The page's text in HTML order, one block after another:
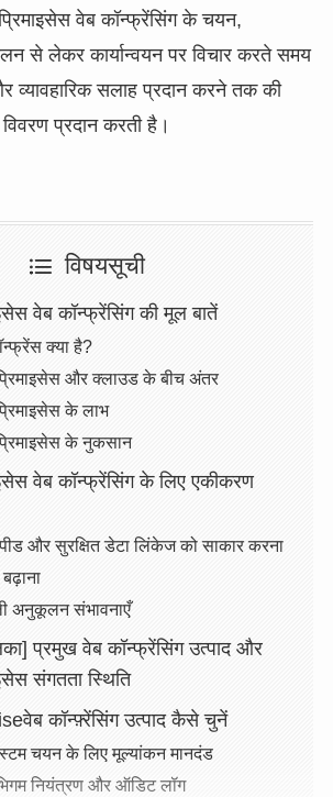
प्रिमाइसेस वेब कॉन्फ्रेंसिंग के चयन,
से लेकर कार्यान्वयन पर विचार करते समय
व्यावहारिक सलाह प्रदान करने तक की
प्रदान करती है।
विषयसूची
वेब कॉन्फ्रेंसिंग की मूल बातें
क्या है?
और क्लाउड के बीच अंतर
के लाभ
के नुकसान
वेब कॉन्फ्रेंसिंग के लिए एकीकरण
और सुरक्षित डेटा लिंकेज को साकार करना
बढ़ाना
अनुकूलन संभावनाएँ
प्रमुख वेब कॉन्फ्रेंसिंग उत्पाद और
संगतता स्थिति
कॉन्फ़्रेंसिंग उत्पाद कैसे चुनें
चयन के लिए मूल्यांकन मानदंड
नियंत्रण और ऑडिट लॉग